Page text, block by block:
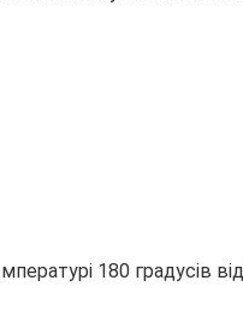
180 градусів